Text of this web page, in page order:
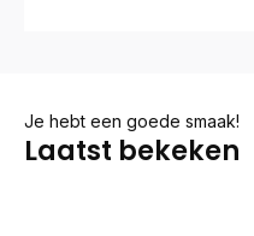
Je hebt een goede smaak!
Laatst bekeken